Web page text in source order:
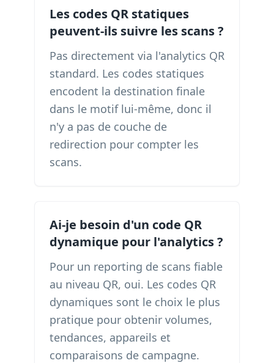
Les codes QR statiques
peuvent-ils suivre les scans ?
Pas directement via l'analytics QR
standard. Les codes statiques
encodent la destination finale
dans le motif lui-même, donc il
n'y a pas de couche de
redirection pour compter les
scans.
Ai-je besoin d'un code QR
dynamique pour l'analytics ?
Pour un reporting de scans fiable
au niveau QR, oui. Les codes QR
dynamiques sont le choix le plus
pratique pour obtenir volumes,
tendances, appareils et
comparaisons de campagne.